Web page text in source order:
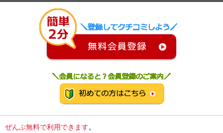
ぜんぶ無料で利用できます。